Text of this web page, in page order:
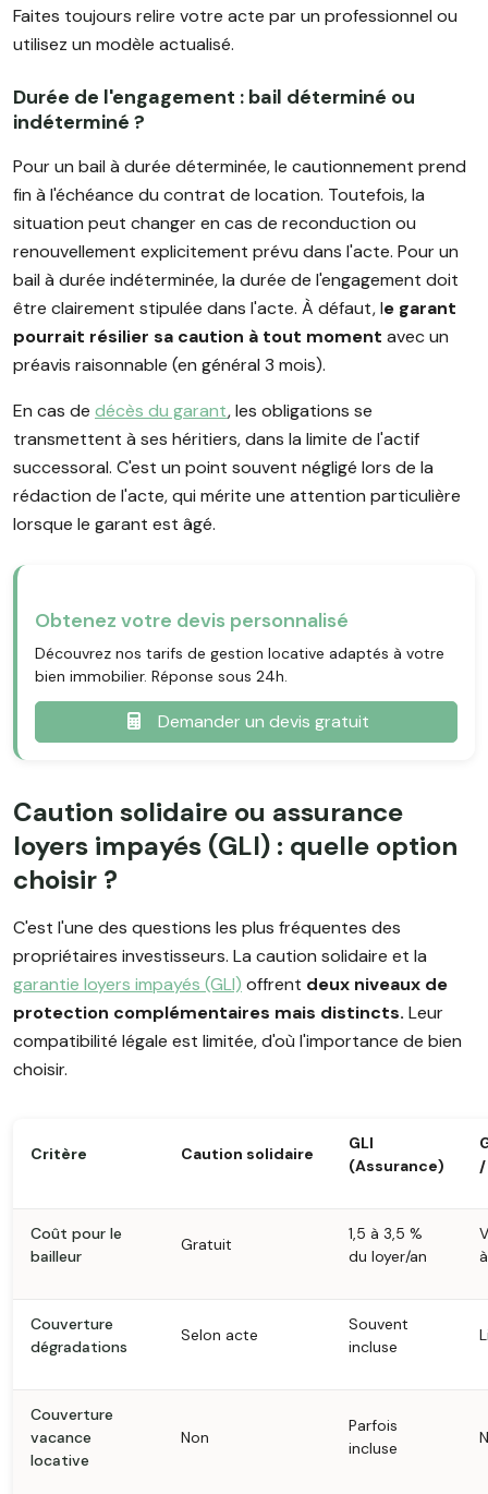
Faites toujours relire votre acte par un professionnel ou
utilisez un modèle actualisé.
Durée de l'engagement : bail déterminé ou
indéterminé ?
Pour un bail à durée déterminée, le cautionnement prend
fin à l'échéance du contrat de location. Toutefois, la
situation peut changer en cas de reconduction ou
renouvellement explicitement prévu dans l'acte. Pour un
bail à durée indéterminée, la durée de l'engagement doit
être clairement stipulée dans l'acte. À défaut, le garant
pourrait résilier sa caution à tout moment avec un
préavis raisonnable (en général 3 mois).
En cas de décès du garant, les obligations se
transmettent à ses héritiers, dans la limite de l'actif
successoral. C'est un point souvent négligé lors de la
rédaction de l'acte, qui mérite une attention particulière
lorsque le garant est âgé.
Obtenez votre devis personnalisé
Découvrez nos tarifs de gestion locative adaptés à votre
bien immobilier. Réponse sous 24h.
Demander un devis gratuit
Caution solidaire ou assurance
loyers impayés (GLI) : quelle option
choisir ?
C'est l'une des questions les plus fréquentes des
propriétaires investisseurs. La caution solidaire et la
garantie loyers impayés (GLI) offrent deux niveaux de
protection complémentaires mais distincts. Leur
compatibilité légale est limitée, d'où l'importance de bien
choisir.
Critère Caution solidaire
GLI
(Assurance)
Coût pour le
bailleur
Gratuit
1,5 à 3,5 %
du loyer/an
Couverture
dégradations
Selon acte
Souvent
incluse
Couverture
vacance
locative
Non
Parfois
incluse